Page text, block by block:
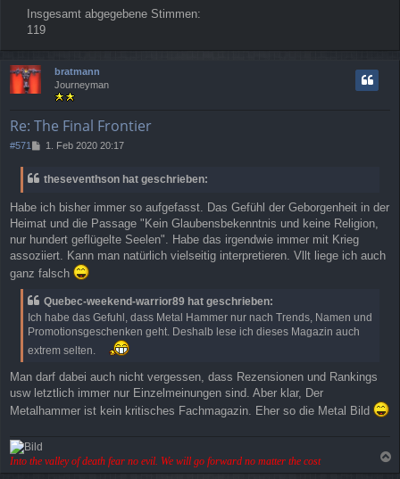
Insgesamt abgegebene Stimmen:
119
bratmann
Journeyman
Re: The Final Frontier
#571
B
a
g
1. Feb 2020 20:17
theseventhson hat geschrieben:
Habe ich bisher immer so aufgefasst. Das Gefühl der Geborgenheit in der
Heimat und die Passage "Kein Glaubensbekenntnis und keine Religion,
nur hundert geflügelte Seelen". Habe das irgendwie immer mit Krieg
assoziiert. Kann man natürlich vielseitig interpretieren. Vllt liege ich auch
ganz falsch
Quebec-weekend-warrior89 hat geschrieben:
Ich habe das Gefuhl, dass Metal Hammer nur nach Trends, Namen und
Promotionsgeschenken geht. Deshalb lese ich dieses Magazin auch
extrem selten.
Man darf dabei auch nicht vergessen, dass Rezensionen und Rankings
usw letztlich immer nur Einzelmeinungen sind. Aber klar, Der
Metalhammer ist kein kritisches Fachmagazin. Eher so die Metal Bild
Into the valley of death fear no evil. We will go forward no matter the cost
a